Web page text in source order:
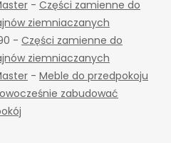
- Części zamienne do
ziemniaczanych
- Części zamienne do
ziemniaczanych
- Meble do przedpokoju
zabudować